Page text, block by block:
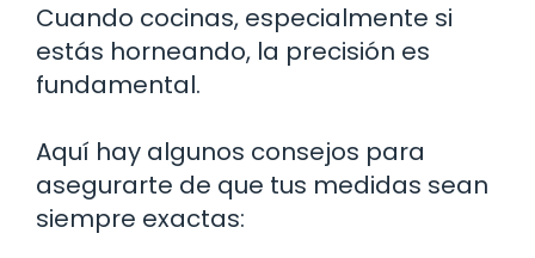
Cuando cocinas, especialmente si
estás horneando, la precisión es
fundamental.
Aquí hay algunos consejos para
asegurarte de que tus medidas sean
siempre exactas: